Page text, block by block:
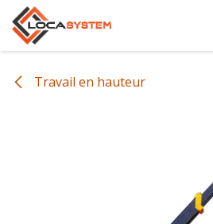
Se rendre au contenu
Travail en hauteur